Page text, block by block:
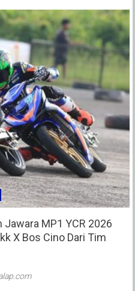
MP1 YCR 2026
X Bos Cino Dari Tim